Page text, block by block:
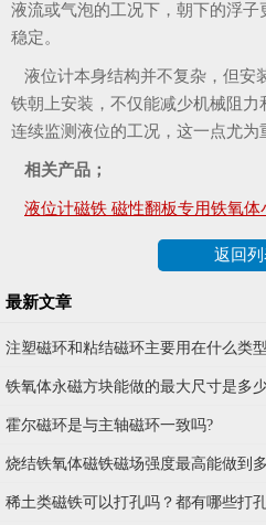
液流或气泡的工况下，朝下的浮
稳定。
液位计本身结构并不复杂，但安
铁朝上安装，不仅能减少机械阻力
连续监测液位的工况，这一点尤为
相关产品；
液位计磁铁 磁性翻板专用铁氧体
返回
最新文章
注塑磁环和粘结磁环主要用在什么类
铁氧体永磁方块能做的最大尺寸是多
霍尔磁环是与主轴磁环一致吗?
烧结铁氧体磁铁磁场强度最高能做到
稀土类磁铁可以打孔吗？都有哪些打